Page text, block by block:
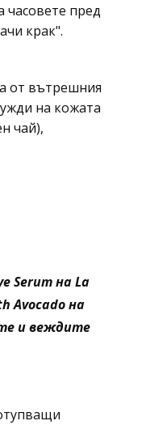
пред
крак".
от вътрешния
на кожата
чай),
Serum на La
Avocado на
и веждите